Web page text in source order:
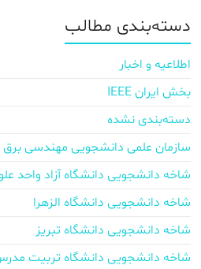
دسته‌بندی مطالب
اطلاعیه و اخبار
بخش ایران IEEE
دسته‌بندی نشده
سازمان علمی دانشجویی مهندسی برق
شاخه دانشجویی دانشگاه آزاد واحد
شاخه دانشجویی دانشگاه الزهرا
شاخه دانشجویی دانشگاه تبریز
شاخه دانشجویی دانشگاه تربیت